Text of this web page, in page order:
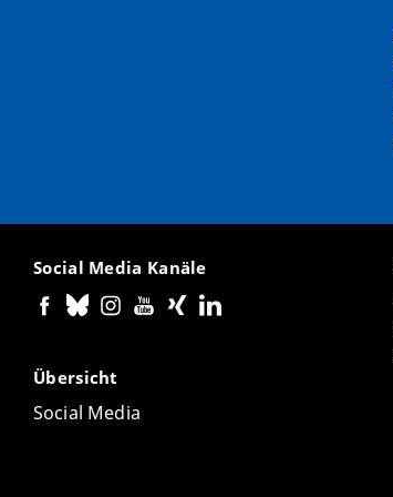
Social Media Kanäle
Übersicht
Social Media